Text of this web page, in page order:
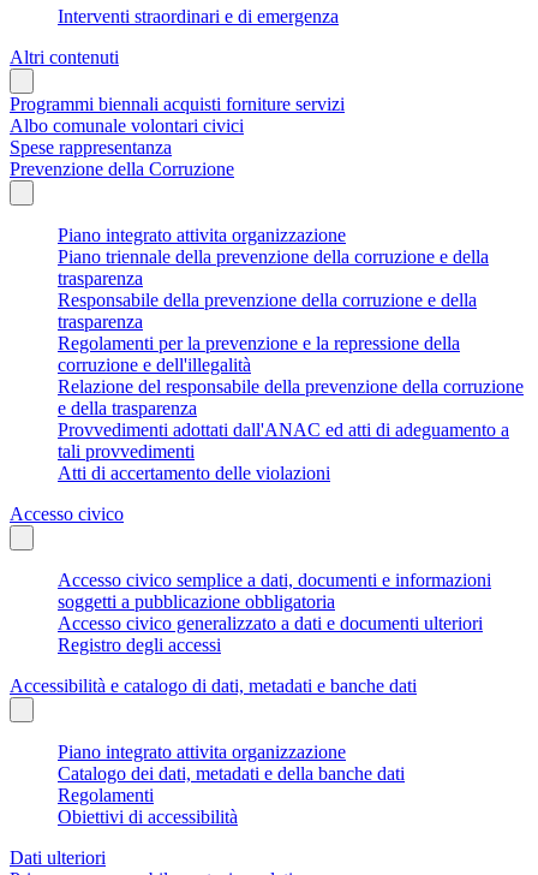
Interventi straordinari e di emergenza
Altri contenuti
Programmi biennali acquisti forniture servizi
Albo comunale volontari civici
Spese rappresentanza
Prevenzione della Corruzione
Piano integrato attivita organizzazione
Piano triennale della prevenzione della corruzione e della
trasparenza
Responsabile della prevenzione della corruzione e della
trasparenza
Regolamenti per la prevenzione e la repressione della
corruzione e dell'illegalità
Relazione del responsabile della prevenzione della corruzione
e della trasparenza
Provvedimenti adottati dall'ANAC ed atti di adeguamento a
tali provvedimenti
Atti di accertamento delle violazioni
Accesso civico
Accesso civico semplice a dati, documenti e informazioni
soggetti a pubblicazione obbligatoria
Accesso civico generalizzato a dati e documenti ulteriori
Registro degli accessi
Accessibilità e catalogo di dati, metadati e banche dati
Piano integrato attivita organizzazione
Catalogo dei dati, metadati e della banche dati
Regolamenti
Obiettivi di accessibilità
Dati ulteriori